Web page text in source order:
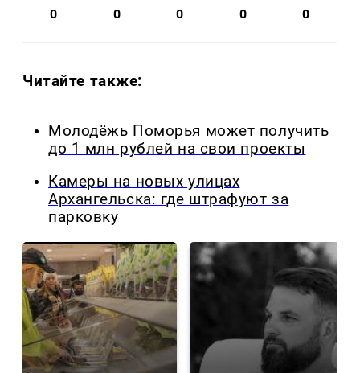
0 0 0 0 0
Читайте также:
Молодёжь Поморья может получить
до 1 млн рублей на свои проекты
Камеры на новых улицах
Архангельска: где штрафуют за
парковку